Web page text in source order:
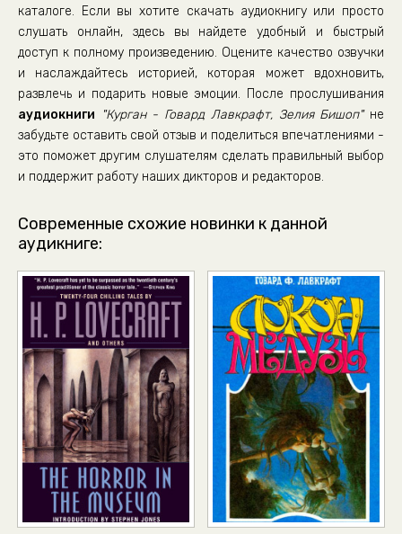
каталоге. Если вы хотите скачать аудиокнигу или просто
слушать онлайн, здесь вы найдете удобный и быстрый
доступ к полному произведению. Оцените качество озвучки
и наслаждайтесь историей, которая может вдохновить,
развлечь и подарить новые эмоции. После прослушивания
аудиокниги
"Курган - Говард Лавкрафт, Зелия Бишоп"не
забудьте оставить свой отзыв и поделиться впечатлениями -
это поможет другим слушателям сделать правильный выбор
и поддержит работу наших дикторов и редакторов.
Современные схожие новинки к данной
аудикниге: